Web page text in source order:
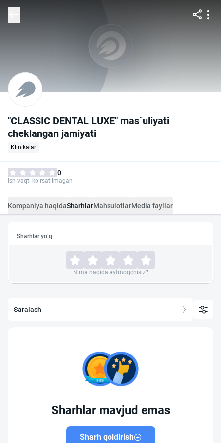
"CLASSIC DENTAL LUXE" mas`uliyati
cheklangan jamiyati
Klinikalar
0
Ish vaqti ko‘rsatilmagan
Kompaniya haqidaSharhlarMahsulotlarMedia fayllar
Sharhlar yo‘q
Nima haqida aytmoqchisiz?
Saralash
Sharhlar mavjud emas
Sharh qoldirish